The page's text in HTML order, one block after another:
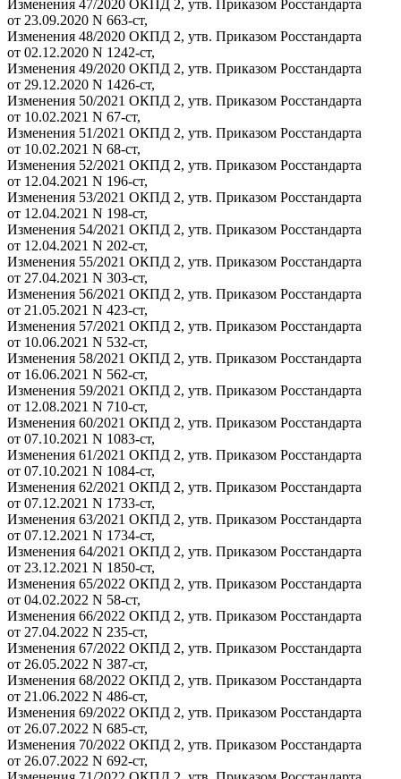
Изменения 47/2020 ОКПД 2, утв. Приказом Росстандарта
от 23.09.2020 N 663-ст,
Изменения 48/2020 ОКПД 2, утв. Приказом Росстандарта
от 02.12.2020 N 1242-ст,
Изменения 49/2020 ОКПД 2, утв. Приказом Росстандарта
от 29.12.2020 N 1426-ст,
Изменения 50/2021 ОКПД 2, утв. Приказом Росстандарта
от 10.02.2021 N 67-ст,
Изменения 51/2021 ОКПД 2, утв. Приказом Росстандарта
от 10.02.2021 N 68-ст,
Изменения 52/2021 ОКПД 2, утв. Приказом Росстандарта
от 12.04.2021 N 196-ст,
Изменения 53/2021 ОКПД 2, утв. Приказом Росстандарта
от 12.04.2021 N 198-ст,
Изменения 54/2021 ОКПД 2, утв. Приказом Росстандарта
от 12.04.2021 N 202-ст,
Изменения 55/2021 ОКПД 2, утв. Приказом Росстандарта
от 27.04.2021 N 303-ст,
Изменения 56/2021 ОКПД 2, утв. Приказом Росстандарта
от 21.05.2021 N 423-ст,
Изменения 57/2021 ОКПД 2, утв. Приказом Росстандарта
от 10.06.2021 N 532-ст,
Изменения 58/2021 ОКПД 2, утв. Приказом Росстандарта
от 16.06.2021 N 562-ст,
Изменения 59/2021 ОКПД 2, утв. Приказом Росстандарта
от 12.08.2021 N 710-ст,
Изменения 60/2021 ОКПД 2, утв. Приказом Росстандарта
от 07.10.2021 N 1083-ст,
Изменения 61/2021 ОКПД 2, утв. Приказом Росстандарта
от 07.10.2021 N 1084-ст,
Изменения 62/2021 ОКПД 2, утв. Приказом Росстандарта
от 07.12.2021 N 1733-ст,
Изменения 63/2021 ОКПД 2, утв. Приказом Росстандарта
от 07.12.2021 N 1734-ст,
Изменения 64/2021 ОКПД 2, утв. Приказом Росстандарта
от 23.12.2021 N 1850-ст,
Изменения 65/2022 ОКПД 2, утв. Приказом Росстандарта
от 04.02.2022 N 58-ст,
Изменения 66/2022 ОКПД 2, утв. Приказом Росстандарта
от 27.04.2022 N 235-ст,
Изменения 67/2022 ОКПД 2, утв. Приказом Росстандарта
от 26.05.2022 N 387-ст,
Изменения 68/2022 ОКПД 2, утв. Приказом Росстандарта
от 21.06.2022 N 486-ст,
Изменения 69/2022 ОКПД 2, утв. Приказом Росстандарта
от 26.07.2022 N 685-ст,
Изменения 70/2022 ОКПД 2, утв. Приказом Росстандарта
от 26.07.2022 N 692-ст,